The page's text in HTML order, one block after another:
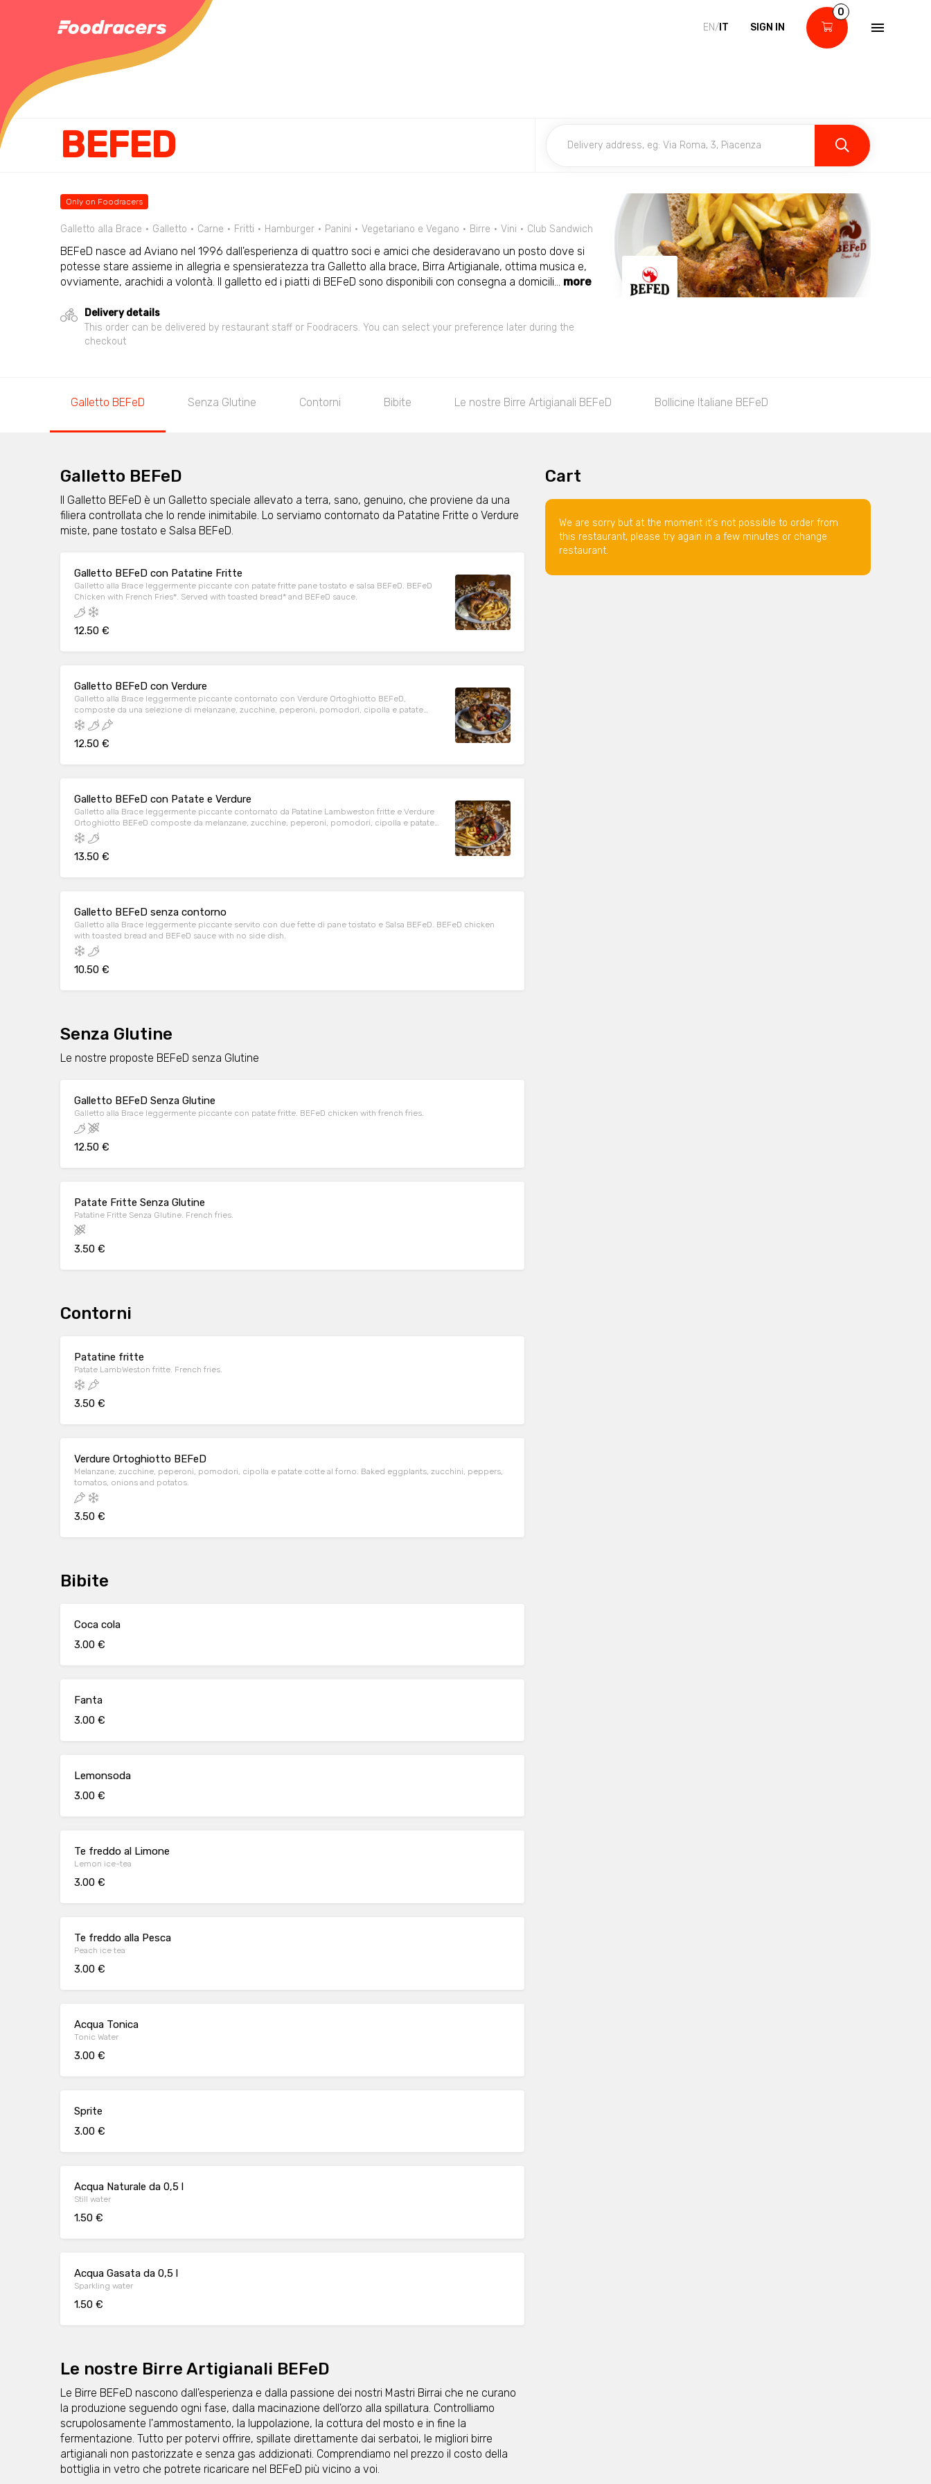
EN/ IT SIGN IN
0
BEFED
Only on Foodracers
Galletto alla Brace Galletto Carne Fritti Hamburger Panini Vegetariano e Vegano Birre Vini Club Sandwich
BEFeD nasce ad Aviano nel 1996 dall'esperienza di quattro soci e amici che desideravano un posto dove si
potesse stare assieme in allegria e spensieratezza tra Galletto alla brace, Birra Artigianale, ottima musica e,
ovviamente, arachidi a volontà. Il galletto ed i piatti di BEFeD sono disponibili con consegna a domicili... more
Delivery details
This order can be delivered by restaurant staff or Foodracers. You can select your preference later during the
checkout
Galletto BEFeD Senza Glutine Contorni Bibite Le nostre Birre Artigianali BEFeD Bollicine Italiane BEFeD
Galletto BEFeD
Il Galletto BEFeD è un Galletto speciale allevato a terra, sano, genuino, che proviene da una
filiera controllata che lo rende inimitabile. Lo serviamo contornato da Patatine Fritte o Verdure
miste, pane tostato e Salsa BEFeD.
Galletto BEFeD con Patatine Fritte
Galletto alla Brace leggermente piccante con patate fritte pane tostato e salsa BEFeD. BEFeD
Chicken with French Fries*. Served with toasted bread* and BEFeD sauce.
12.50 €
Galletto BEFeD con Verdure
Galletto alla Brace leggermente piccante contornato con Verdure Ortoghiotto BEFeD,
composte da una selezione di melanzane, zucchine, peperoni, pomodori, cipolla e patate
cotte al forno, pane tostato e salsa BEFeD. BEFeD Chicken with garden vegetables* and BEFeD
sauce.
12.50 €
Galletto BEFeD con Patate e Verdure
Galletto alla Brace leggermente piccante contornato da Patatine Lambweston fritte e Verdure
Ortoghiotto BEFeD composte da melanzane, zucchine, peperoni, pomodori, cipolla e patate
cotte al forno, pane tostato e salsa BEFeD. BEFeD chicken with french fries and garden
vegetables*.
13.50 €
Galletto BEFeD senza contorno
Galletto alla Brace leggermente piccante servito con due fette di pane tostato e Salsa BEFeD. BEFeD chicken
with toasted bread and BEFeD sauce with no side dish.
10.50 €
Senza Glutine
Le nostre proposte BEFeD senza Glutine
Galletto BEFeD Senza Glutine
Galletto alla Brace leggermente piccante con patate fritte. BEFeD chicken with french fries.
12.50 €
Patate Fritte Senza Glutine
Patatine Fritte Senza Glutine. French fries.
3.50 €
Contorni
Patatine fritte
Patate LambWeston fritte. French fries.
3.50 €
Verdure Ortoghiotto BEFeD
Melanzane, zucchine, peperoni, pomodori, cipolla e patate cotte al forno. Baked eggplants, zucchini, peppers,
tomatos, onions and potatos.
3.50 €
Bibite
Coca cola
3.00 €
Fanta
3.00 €
Lemonsoda
3.00 €
Te freddo al Limone
Lemon ice-tea
3.00 €
Te freddo alla Pesca
Peach ice tea
3.00 €
Acqua Tonica
Tonic Water
3.00 €
Sprite
3.00 €
Acqua Naturale da 0,5 l
Still water
1.50 €
Acqua Gasata da 0,5 l
Sparkling water
1.50 €
Le nostre Birre Artigianali BEFeD
Le Birre BEFeD nascono dall'esperienza e dalla passione dei nostri Mastri Birrai che ne curano
la produzione seguendo ogni fase, dalla macinazione dell'orzo alla spillatura. Controlliamo
scrupolosamente l'ammostamento, la luppolazione, la cottura del mosto e in fine la
fermentazione. Tutto per potervi offrire, spillate direttamente dai serbatoi, le migliori birre
artigianali non pastorizzate e senza gas addizionati. Comprendiamo nel prezzo il costo della
bottiglia in vetro che potrete ricaricare nel BEFeD più vicino a voi.
Cart
We are sorry but at the moment it's not possible to order from
this restaurant, please try again in a few minutes or change
restaurant.